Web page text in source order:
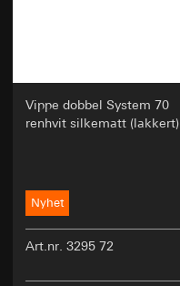
Vippe dobbel System 70
renhvit silkematt (lakkert)
Nyhet
Art.nr. 3295 72